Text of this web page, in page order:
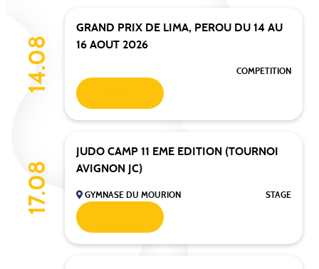
14.08
GRAND PRIX DE LIMA, PEROU DU 14 AU
16 AOUT 2026
COMPETITION
17.08
JUDO CAMP 11 EME EDITION (TOURNOI
AVIGNON JC)
GYMNASE DU MOURION STAGE